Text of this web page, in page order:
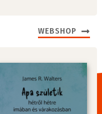
WEBSHOP